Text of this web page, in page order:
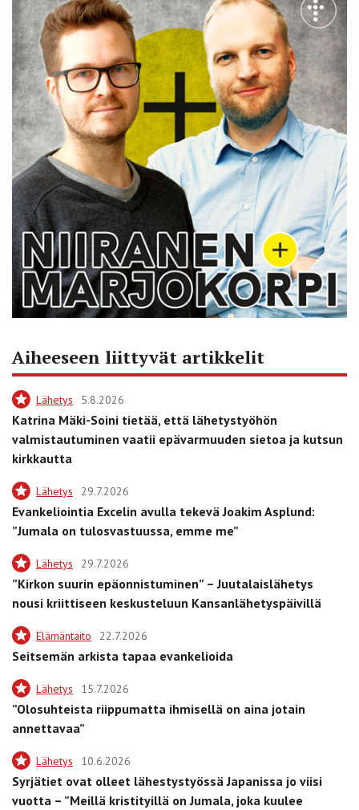
Aiheeseen liittyvät artikkelit
Lähetys 5.8.2026
Katrina Mäki-Soini tietää, että lähetystyöhön
valmistautuminen vaatii epävarmuuden sietoa ja kutsun
kirkkautta
Lähetys 29.7.2026
Evankeliointia Excelin avulla tekevä Joakim Asplund:
”Jumala on tulosvastuussa, emme me”
Lähetys 29.7.2026
”Kirkon suurin epäonnistuminen” – Juutalaislähetys
nousi kriittiseen keskusteluun Kansanlähetyspäivillä
Elämäntaito 22.7.2026
Seitsemän arkista tapaa evankelioida
Lähetys 15.7.2026
”Olosuhteista riippumatta ihmisellä on aina jotain
annettavaa”
Lähetys 10.6.2026
Syrjätiet ovat olleet lähestystyössä Japanissa jo viisi
vuotta – ”Meillä kristityillä on Jumala, joka kuulee